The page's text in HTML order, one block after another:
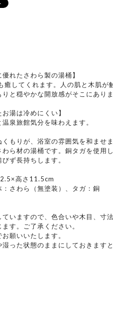
優れたさわら製の湯桶】
癒してくれます。人の肌と木肌が
と穏やかな開放感がそこにありま
湯は冷めにくい】
泉旅館気分を味わえます。
くもりが、浴室の雰囲気を和ませま
ら材の湯桶です。銅タガを使用
ず長持ちします。
高さ11.5cm
：さわら（無塗装）、タガ：銅
いますので、色合いや木目、寸
す。ご了承ください。
願いいたします。
った状態のままにしておきます